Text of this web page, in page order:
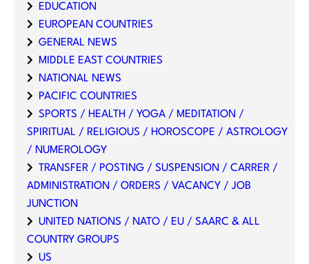
EDUCATION
EUROPEAN COUNTRIES
GENERAL NEWS
MIDDLE EAST COUNTRIES
NATIONAL NEWS
PACIFIC COUNTRIES
SPORTS / HEALTH / YOGA / MEDITATION /
SPIRITUAL / RELIGIOUS / HOROSCOPE / ASTROLOGY
/ NUMEROLOGY
TRANSFER / POSTING / SUSPENSION / CARRER /
ADMINISTRATION / ORDERS / VACANCY / JOB
JUNCTION
UNITED NATIONS / NATO / EU / SAARC & ALL
COUNTRY GROUPS
US